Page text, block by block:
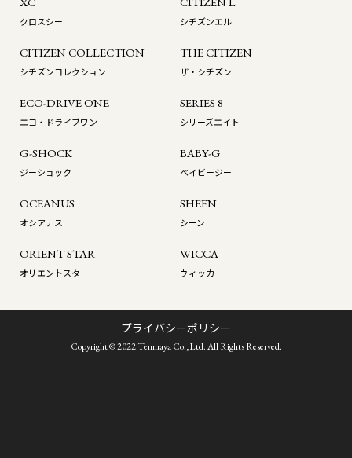
クロスシー シチズンエル
CITIZEN COLLECTION
シチズンコレクション
THE CITIZEN
ザ・シチズン
ECO-DRIVE ONE
エコ・ドライブワン
SERIES 8
シリーズエイト
G-SHOCK
ジーショック
BABY-G
ベイビージー
OCEANUS
オシアナス
SHEEN
シーン
ORIENT STAR
オリエントスター
WICCA
ウィッカ
プライバシーポリシー
Copyright © 2022 Tenmaya Co.,Ltd. All Rights Reserved.